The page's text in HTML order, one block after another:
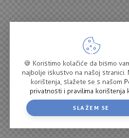
🍪 Koristimo kolačiće da bismo
najbolje iskustvo na našoj stranici.
korištenja, slažete se s našom
privatnosti i pravilima korištenja
SLAŽEM SE